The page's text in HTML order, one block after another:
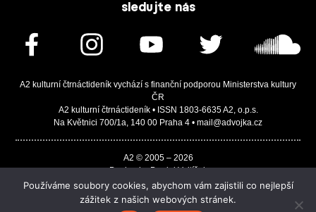
sledujte nás
A2 kulturní čtrnáctideník vychází s finanční podporou Ministerstva kultury
ČR
A2 kulturní čtrnáctideník • ISSN 1803-6635 A2, o.p.s.
Na Květnici 700/1a, 140 00 Praha 4 • mail@advojka.cz
A2 © 2005 – 2026
Design by Daniel Vojtíšek
Built by JASA-IT & ChSoft
Používáme soubory cookies, abychom vám zajistili co nejlepší
zážitek z našich webových stránek.